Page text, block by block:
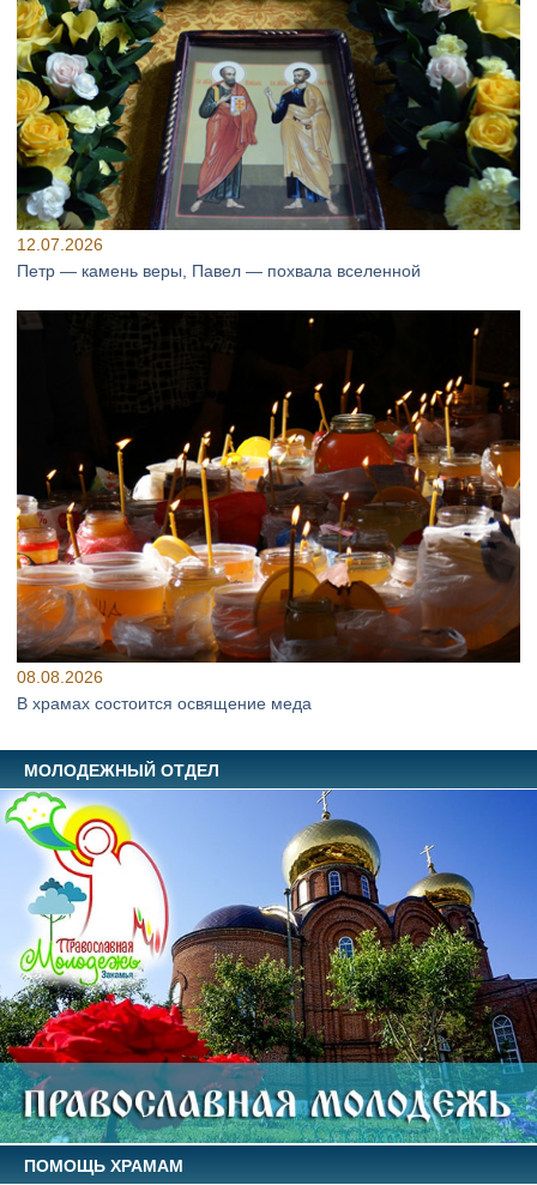
12.07.2026
Петр — камень веры, Павел — похвала вселенной
08.08.2026
В храмах состоится освящение меда
МОЛОДЕЖНЫЙ ОТДЕЛ
ПОМОЩЬ ХРАМАМ